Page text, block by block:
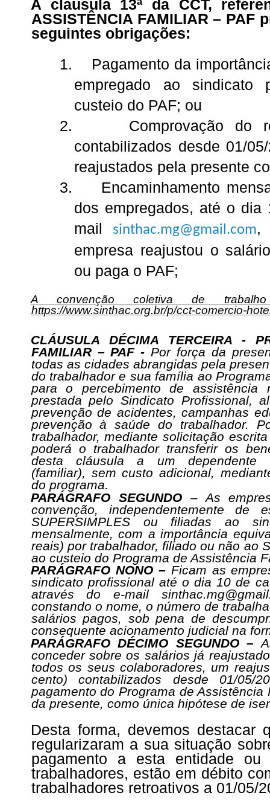
A clausula 13ª da CCT,
ASSISTÊNCIA FAMILIAR – PAF
seguintes obrigações:
1.
Pagamento da
empregado ao sindicato
custeio do PAF; ou
2.
Comprovação do
contabilizados desde 01/
reajustados pela presente
3.
Encaminhamento
dos empregados, até o
mail sinthac.mg@gmail.com,
empresa reajustou o
ou paga o PAF;
A convenção coletiva de
https://www.sinthac.org.br/p/cct-comercio-
CLÁUSULA DÉCIMA TERCEIRA -
FAMILIAR – PAF - Por força da
todas as cidades abrangidas pela
do trabalhador e sua família ao
para o percebimento de assistência
prestada pelo Sindicato Profissional,
prevenção de acidentes, campanhas
prevenção à saúde do trabalhador.
trabalhador, mediante solicitação
poderá o trabalhador transferir os
desta cláusula a um dependente
(familiar), sem custo adicional,
do programa.
PARÁGRAFO SEGUNDO– As
convenção, independentemente
SUPERSIMPLES ou filiadas ao
mensalmente, com a importância
reais) por trabalhador, filiado ou não ao
ao custeio do Programa de Assistência
PARÁGRAFO NONO – Ficam as
sindicato profissional até o dia 10 de
através do e-mail
constando o nome, o número de
salários pagos, sob pena de
consequente acionamento judicial na
PARÁGRAFO DÉCIMO SEGUNDO –
conceder sobre os salários já
todos os seus colaboradores, um
cento) contabilizados desde 01/05/
pagamento do Programa de
da presente, como única hipótese de
Desta forma, devemos destacar
regularizaram a sua situação
pagamento a esta entidade
trabalhadores, estão em débito
trabalhadores retroativos a 01/05/